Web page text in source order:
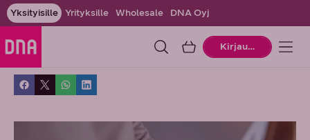
Yksityisille Yrityksille Wholesale DNA Oyj
OstoskoriKirjaudu